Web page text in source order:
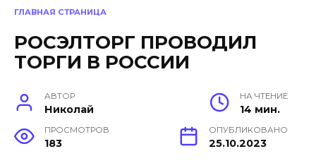
ГЛАВНАЯ СТРАНИЦА
РОСЭЛТОРГ ПРОВОДИЛ
ТОРГИ В РОССИИ
АВТОР
Николай
НА ЧТЕНИЕ
14 мин.
ПРОСМОТРОВ
183
ОПУБЛИКОВАНО
25.10.2023